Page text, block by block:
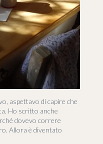
aspettavo di capire che
Ho scritto anche
dovevo correre
Allora è diventato